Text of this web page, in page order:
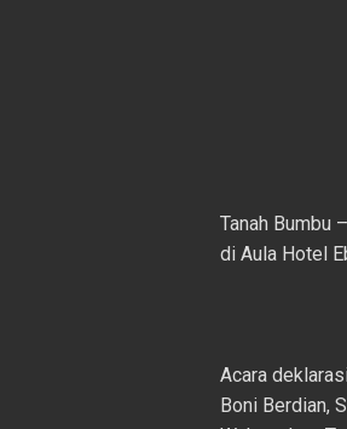
Tanah Bumbu
di Aula Hotel
Acara
Boni Berdian,